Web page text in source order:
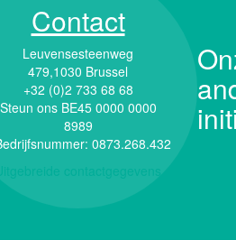
Contact
Leuvensesteenweg
479,1030 Brussel
+32 (0)2 733 68 68
Steun ons BE45 0000 0000
8989
0873.268.432
contactgegevens